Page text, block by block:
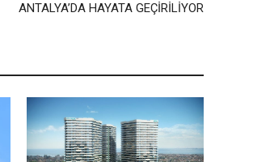
ANTALYA’DA HAYATA GEÇİRİLİYOR